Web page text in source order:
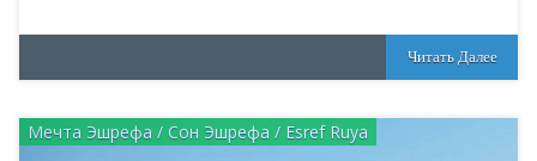
Читать Далее
Мечта Эшрефа / Сон Эшрефа / Esref Ruya